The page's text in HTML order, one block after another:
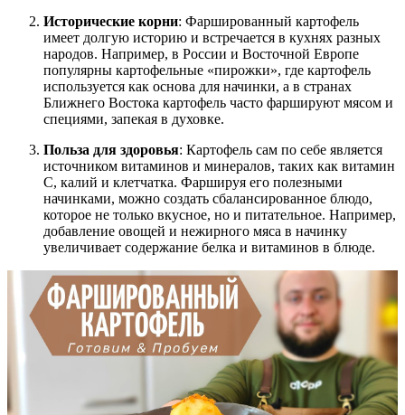
Исторические корни: Фаршированный картофель
имеет долгую историю и встречается в кухнях разных
народов. Например, в России и Восточной Европе
популярны картофельные «пирожки», где картофель
используется как основа для начинки, а в странах
Ближнего Востока картофель часто фаршируют мясом и
специями, запекая в духовке.
Польза для здоровья: Картофель сам по себе является
источником витаминов и минералов, таких как витамин
C, калий и клетчатка. Фаршируя его полезными
начинками, можно создать сбалансированное блюдо,
которое не только вкусное, но и питательное. Например,
добавление овощей и нежирного мяса в начинку
увеличивает содержание белка и витаминов в блюде.